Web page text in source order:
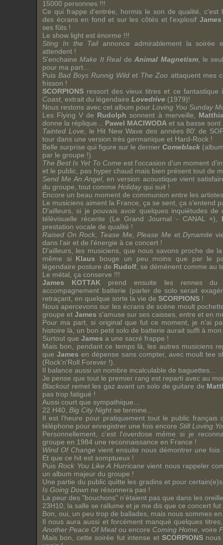
15000 personnes !!!
Ce qui frappe d'entrée, hormis le son de qualité, c'est
des écrans en fond et sur les côtés et l'explosif
ses fûts !
Le show light est énorme !!!
Sting In the Tailannonce admirablement la soirée
attendent !
S'enchaineMake It RealdeAnimal Magnetism, le
pour ma part...
PuisBad Boys Runnig Wild et The Zoo attaquent mes
frisson !
SCORPIONS ressort des vieux titres et ce fantastique
Coast, extrait du légendaire Lovedrive (1979)!
Nous restons avec cet album pour Loving You Sunday
Les Flying V de Rudolphsonnent à merveille,
donne la réplique... Pawel MACIWODA et sa basse sont
Tainted Love , le Hit New Wave des années 80' de
tour dans une version très germanique et Hard-Rock !
Belle surprise qui figure sur le dernier Comeblack
par le groupe !).
The Best Is Yet To Come est l'occasion d'un moment
et le public, pas hyper chaud mais bien présent tout de
Send Me An Angel, en version acoustique vient
du groupe, tout comme Holidayqui suit !
Encore un beau moment de communion entre les
Le musiciens aiment la France, ça se sent, ça s'entend
D'ailleurs, si je pouvais avoir quelques inquiétudes
télévisuelle récente (Le Grand Journal - CANAL +),
prestation vocale de qualité !
Raised On Rock
Tease Me, Please Me etDynamite
dans l'air et de l'énergie à ce concert !
D'ailleurs, les musiciens, que nous savons proche de
même si Klaus bouge un peu moins que par le
légendaire posture de Rudolf , se démènent comme au
Le métal, ça conserve !!!
James KOTTAK prend ensuite les rennes du
accompagnement batterie (parler de solo serait
retraçant, en quelque sorte la vie de SCORPIONS !
Nous apercevons sur les écrans de scène moult
groupe et James s'amuse sur ses caisses, entre et en
Pour ma part, si original que fut ce moment, je n'ai
histoire là, un bon petit solo de batterie aurait suffi à
Surtout que James a une sacré frappe !
Mais bon, pendant ce temps là, les autres musiciens
que James en dépense sans compter, avec moulttee
(Rock'n'Roll Forever !).
Il balance aussi un nombre incalculable de baguettes...
Je pense que tout le premier rang est reparti avec au
Blackout remet les gaz avant un solo de guitare de
pas trop fatigué !
Aussi court que sympathique...
22 H40, Big City Nightse termine...
Il est l'heure pour pratiquement tout le public français
téléphone pour enregistrer une fois encore Still Loving
Personnellement, c'est l'overdose même si je
groupe en 1984 une reconnaissance en France !
Wind Of Change vient ensuite nous démontrer une
Et que ce hit est somptueux !
PuisRock You Like A Hurricane vient nous rappeler
un album majeur du groupe !
Une partie du public quitte les gradins et pour
Is Going Down ne résonnera pas !
La peur des "bouchons" n'étaient pas que dans les
23H10, la salle se rallume et je me dis que ce concert
Bon, oui, un peu trop de ballades, mais nous sommes
Il nous aura aussi et forcément manqué quelques
Another Peace Of Meatou encore Coming Home , voire
Mais bon, cette soirée fut intense et SCORPIONS